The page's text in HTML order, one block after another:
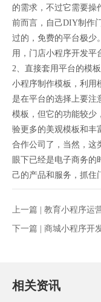
的需求，不过它需要操
前而言，自己DIY制作
过的，免费的平台极少
用，门店小程序开发平
2、直接套用平台的模
小程序制作模板，利用
是在平台的选择上要注
模板，但它的功能较少
验更多的美观模板和丰
合作公司了，当然，这
眼下已经是电子商务的
己的产品和服务，抓住
上一篇 | 教育小程序运
下一篇 | 商城小程序开
相关资讯